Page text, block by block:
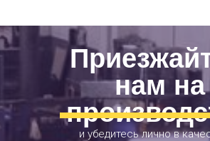
нам на
и убедитесь лично в